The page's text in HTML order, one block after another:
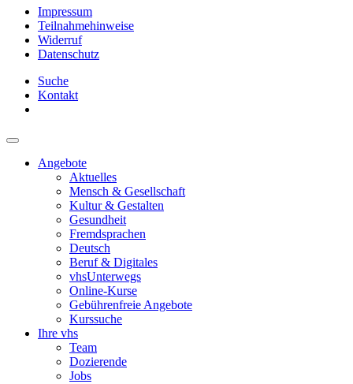
Impressum
Teilnahmehinweise
Widerruf
Datenschutz
Suche
Kontakt
Angebote
Aktuelles
Mensch & Gesellschaft
Kultur & Gestalten
Gesundheit
Fremdsprachen
Deutsch
Beruf & Digitales
vhsUnterwegs
Online-Kurse
Gebührenfreie Angebote
Kurssuche
Ihre vhs
Team
Dozierende
Jobs